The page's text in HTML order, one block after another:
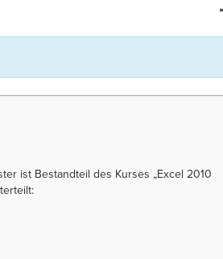
ist Bestandteil des Kurses „Excel 2010